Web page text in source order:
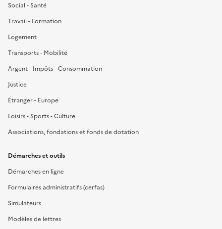
Social - Santé
Travail - Formation
Logement
Transports - Mobilité
Argent - Impôts - Consommation
Justice
Étranger - Europe
Loisirs - Sports - Culture
Associations, fondations et fonds de dotation
Démarches et outils
Démarches en ligne
Formulaires administratifs (cerfas)
Simulateurs
Modèles de lettres